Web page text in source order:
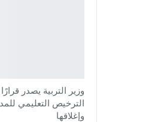
وزير التربية يصدر قرارًا
الترخيص التعليمي
وإغلاقها